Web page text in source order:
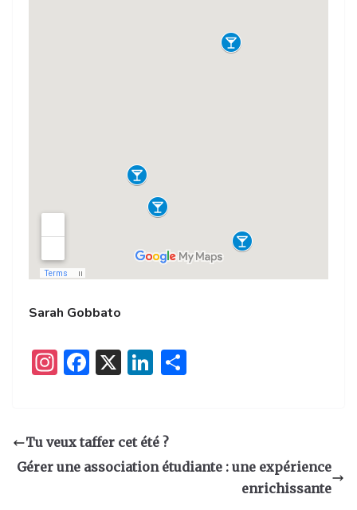
Sarah Gobbato
I
a
g
F
e
b
X
Li
e
dI er
Tu veux taffer cet été ?
Gérer une association étudiante : une expérience
enrichissante